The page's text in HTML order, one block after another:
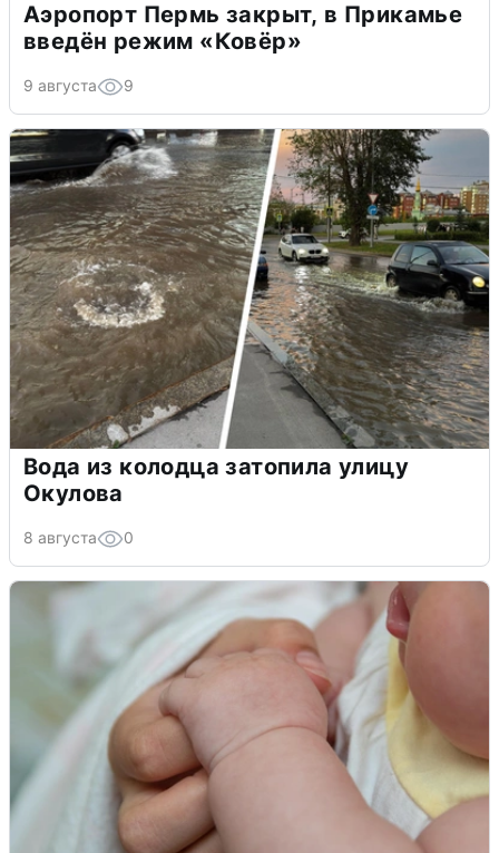
Аэропорт Пермь закрыт, в Прикамье
введён режим «Ковёр»
9 августа 9
Вода из колодца затопила улицу
Окулова
8 августа 0